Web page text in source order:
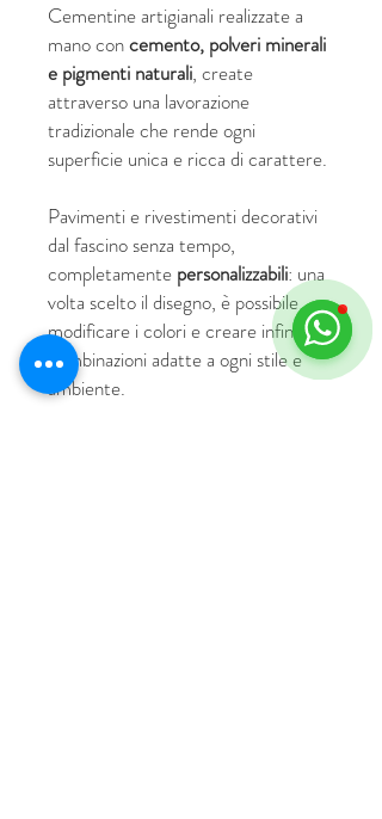
Cementine artigianali realizzate a
mano concemento, polveri minerali
e pigmenti naturali, create
attraverso una lavorazione
tradizionale che rende ogni
superficie unica e ricca di carattere.
Pavimenti e rivestimenti decorativi
dal fascino senza tempo,
completamente personalizzabili: una
volta scelto il disegno, è possibile
modificare i colori e creare infinite
combinazioni adatte a ogni stile e
ambiente.